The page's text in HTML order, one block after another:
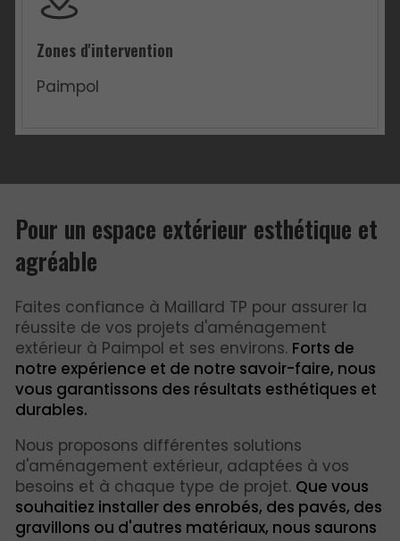
Zones d'intervention
Paimpol
Pour un espace extérieur esthétique et
agréable
Faites confiance à Maillard TP pour assurer la
réussite de vos projets d'aménagement
extérieur à Paimpol et ses environs. Forts de
notre expérience et de notre savoir-faire, nous
vous garantissons des résultats esthétiques et
durables.
Nous proposons différentes solutions
d'aménagement extérieur, adaptées à vos
besoins et à chaque type de projet. Que vous
souhaitiez installer des enrobés, des pavés, des
gravillons ou d'autres matériaux, nous saurons